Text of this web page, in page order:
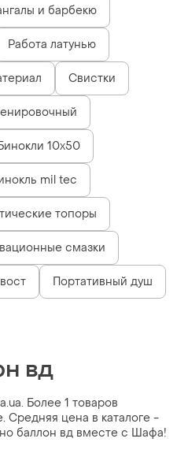
и барбекю
Работа латунью
Свистки
10х50
mil tec
топоры
смазки
Портативный душ
вд
Более 1 товаров
Средняя цена в каталоге -
баллон вд вместе с Шафа!